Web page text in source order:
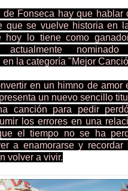
de Fonseca hay que hablar
que se vuelve historia en
hoy lo tiene como
actualmente
en la categoría "Mejor
en un himno de amor
un nuevo sencillo
canción para pedir
los errores en una
el tiempo no se ha
a enamorarse y
volver a vivir.